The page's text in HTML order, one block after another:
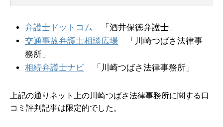
弁護士ドットコム
「酒井保徳弁護士」
交通事故弁護士相談広場 「川崎つばさ法律事
務所」
相続弁護士ナビ 「川崎つばさ法律事務所」
上記の通りネット上の川崎つばさ法律事務所に関する口
コミ評判記事は限定的でした。